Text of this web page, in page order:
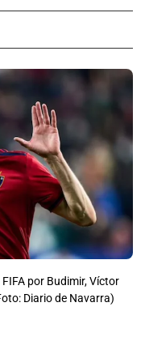
por Budimir, Víctor
Diario de Navarra)